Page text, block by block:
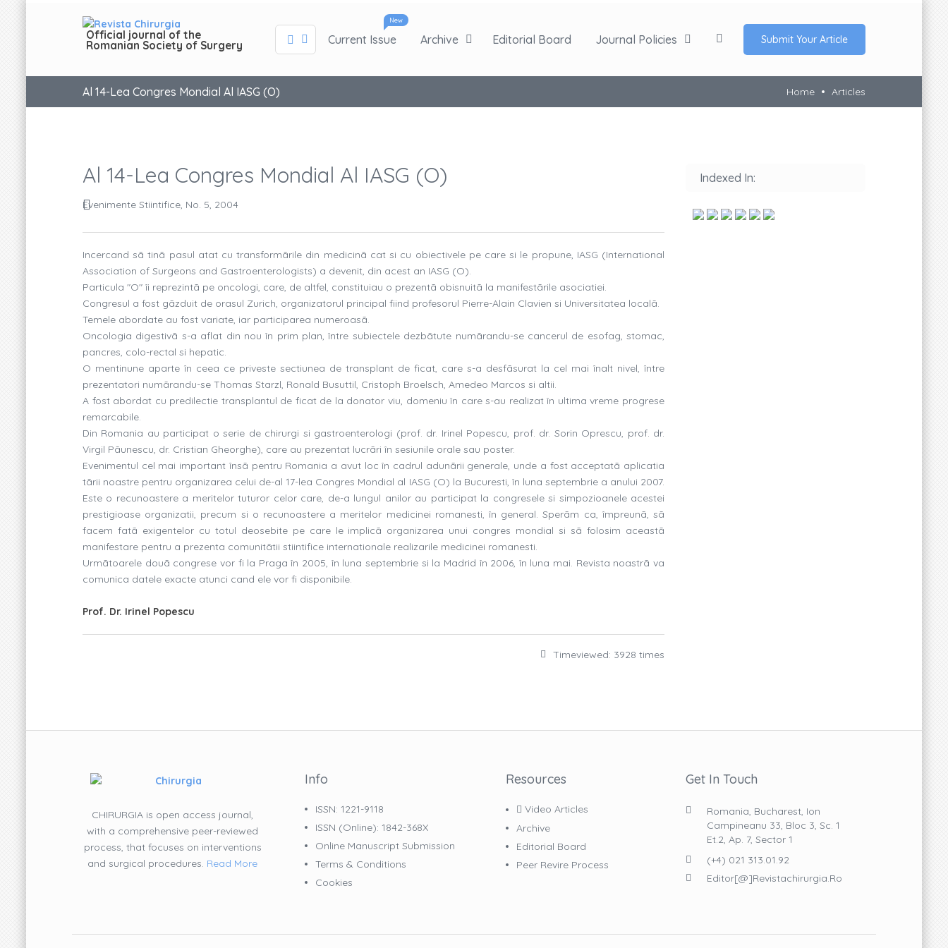
Official journal of the
Romanian Society of Surgery
New
Current Issue Archive Editorial Board Journal Policies Submit Your Article
Al 14-Lea Congres Mondial Al IASG (O) Home Articles
Al 14-Lea Congres Mondial Al IASG (O)
Evenimente Stiintifice, No. 5, 2004
Incercand sã tinã pasul atat cu transformãrile din medicinã cat si cu obiectivele pe care si le propune, IASG (International
Association of Surgeons and Gastroenterologists) a devenit, din acest an IASG (O).
Particula "O" îi reprezintã pe oncologi, care, de altfel, constituiau o prezentã obisnuitã la manifestãrile asociatiei.
Congresul a fost gãzduit de orasul Zurich, organizatorul principal fiind profesorul Pierre-Alain Clavien si Universitatea localã.
Temele abordate au fost variate, iar participarea numeroasã.
Oncologia digestivã s-a aflat din nou în prim plan, între subiectele dezbãtute numãrandu-se cancerul de esofag, stomac,
pancres, colo-rectal si hepatic.
O mentinune aparte în ceea ce priveste sectiunea de transplant de ficat, care s-a desfãsurat la cel mai înalt nivel, între
prezentatori numãrandu-se Thomas Starzl, Ronald Busuttil, Cristoph Broelsch, Amedeo Marcos si altii.
A fost abordat cu predilectie transplantul de ficat de la donator viu, domeniu în care s-au realizat în ultima vreme progrese
remarcabile.
Din Romania au participat o serie de chirurgi si gastroenterologi (prof. dr. Irinel Popescu, prof. dr. Sorin Oprescu, prof. dr.
Virgil Pãunescu, dr. Cristian Gheorghe), care au prezentat lucrãri în sesiunile orale sau poster.
Evenimentul cel mai important însã pentru Romania a avut loc în cadrul adunãrii generale, unde a fost acceptatã aplicatia
tãrii noastre pentru organizarea celui de-al 17-lea Congres Mondial al IASG (O) la Bucuresti, în luna septembrie a anului 2007.
Este o recunoastere a meritelor tuturor celor care, de-a lungul anilor au participat la congresele si simpozioanele acestei
prestigioase organizatii, precum si o recunoastere a meritelor medicinei romanesti, în general. Sperãm ca, împreunã, sã
facem fatã exigentelor cu totul deosebite pe care le implicã organizarea unui congres mondial si sã folosim aceastã
manifestare pentru a prezenta comunitãtii stiintifice internationale realizarile medicinei romanesti.
Urmãtoarele douã congrese vor fi la Praga în 2005, în luna septembrie si la Madrid în 2006, în luna mai. Revista noastrã va
comunica datele exacte atunci cand ele vor fi disponibile.
Prof. Dr. Irinel Popescu
Timeviewed: 3928 times
Indexed In:
CHIRURGIA is open access journal,
with a comprehensive peer-reviewed
process, that focuses on interventions
and surgical procedures. Read More
Info
ISSN: 1221-9118
ISSN (online): 1842-368X
Online Manuscript Submission
Terms & Conditions
Cookies
Resources
Video Articles
Archive
Editorial Board
Peer Revire Process
Get In Touch
Romania, Bucharest, Ion
Campineanu 33, Bloc 3, Sc. 1
Et.2, Ap. 7, Sector 1
(+4) 021 313.01.92
Editor[@]revistachirurgia.ro